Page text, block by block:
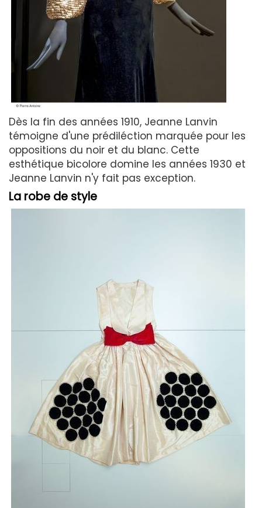
Dès la fin des années 1910, Jeanne Lanvin
témoigne d'une prédiléction marquée pour les
oppositions du noir et du blanc. Cette
esthétique bicolore domine les années 1930 et
Jeanne Lanvin n'y fait pas exception.
La robe de style